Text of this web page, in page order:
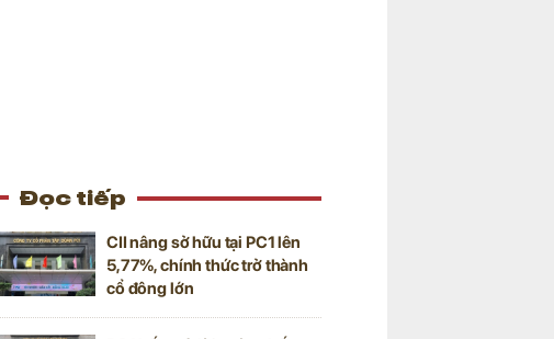
Đọc tiếp
CII nâng sở hữu tại PC1 lên
5,77%, chính thức trở thành
cổ đông lớn